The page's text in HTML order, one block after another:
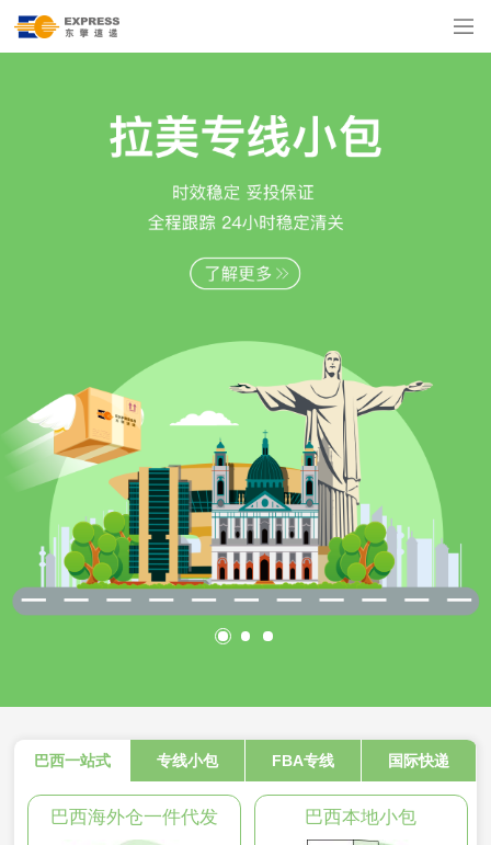
巴西一站式 专线小包 FBA专线 国际快递
巴西海外仓一件代发 巴西本地小包